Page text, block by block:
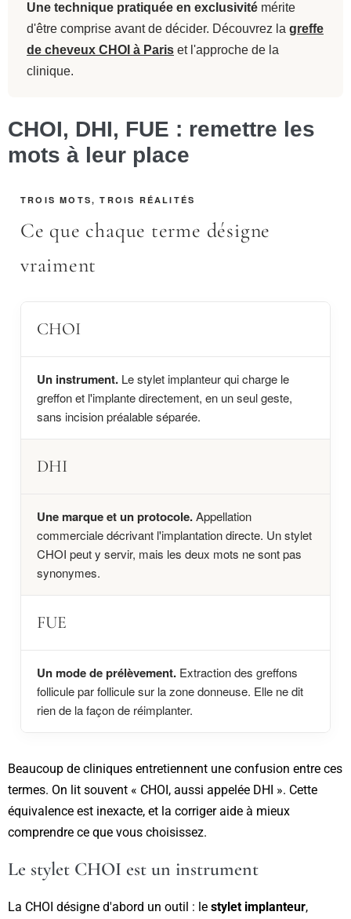
Une technique pratiquée en exclusivité mérite
d'être comprise avant de décider. Découvrez la greffe
de cheveux CHOI à Paris et l'approche de la
clinique.
CHOI, DHI, FUE : remettre les
mots à leur place
TROIS MOTS, TROIS RÉALITÉS
Ce que chaque terme désigne
vraiment
CHOI
Un instrument. Le stylet implanteur qui charge le
greffon et l'implante directement, en un seul geste,
sans incision préalable séparée.
DHI
Une marque et un protocole.Appellation
commerciale décrivant l'implantation directe. Un stylet
CHOI peut y servir, mais les deux mots ne sont pas
synonymes.
FUE
Un mode de prélèvement. Extraction des greffons
follicule par follicule sur la zone donneuse. Elle ne dit
rien de la façon de réimplanter.
Beaucoup de cliniques entretiennent une confusion entre ces
termes. On lit souvent « CHOI, aussi appelée DHI ». Cette
équivalence est inexacte, et la corriger aide à mieux
comprendre ce que vous choisissez.
Le stylet CHOI est un instrument
La CHOI désigne d'abord un outil : le stylet implanteur,